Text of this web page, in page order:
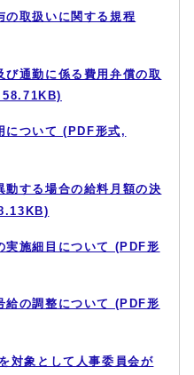
の取扱いに関する規程
通勤に係る費用弁償の取
58.71KB)
について (PDF形式,
動する場合の給料月額の決
実施細目について (PDF形
給の調整について (PDF形
対象として人事委員会が